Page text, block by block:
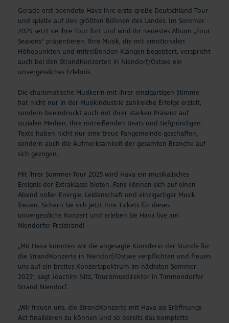
Gerade erst beendete Hava ihre erste große Deutschland-Tour
und spielte auf den größten Bühnen des Landes. Im Sommer
2025 setzt sie ihre Tour fort und wird ihr neuestes Album „Four
Seasons“ präsentieren. Ihre Musik, die mit emotionalen
Höhepunkten und mitreißenden Klängen begeistert, verspricht
auch bei den StrandKonzerten in Niendorf/Ostsee ein
unvergessliches Erlebnis.
Die charismatische Musikerin mit ihrer einzigartigen Stimme
hat nicht nur in der Musikindustrie zahlreiche Erfolge erzielt,
sondern beeindruckt auch mit ihrer starken Präsenz auf
sozialen Medien. Ihre mitreißenden Beats und tiefgründigen
Texte haben nicht nur eine treue Fangemeinde geschaffen,
sondern auch die Aufmerksamkeit der gesamten Branche auf
sich gezogen.
Mit ihrer Sommer-Tour 2025 wird Hava ein musikalisches
Ereignis der Extraklasse bieten. Fans können sich auf einen
Abend voller Energie, Leidenschaft und einzigartiger Musik
freuen. Sichern Sie sich jetzt Ihre Tickets für dieses
unvergessliche Konzert und erleben Sie Hava live am
Niendorfer Freistrand!
„Mit Hava konnten wir die angesagte Künstlerin der Stunde für
die StrandKonzerte in Niendorf/Ostsee verpflichten und freuen
uns auf ein breites Konzertspektrum im nächsten Sommer
2025“, sagt Joachim Nitz, Tourismusdirektor in Timmendorfer
Strand Niendorf.
„Wir freuen uns, die StrandKonzerte mit Hava als Eröffnungs-
Act finalisieren zu können und so bereits das komplette